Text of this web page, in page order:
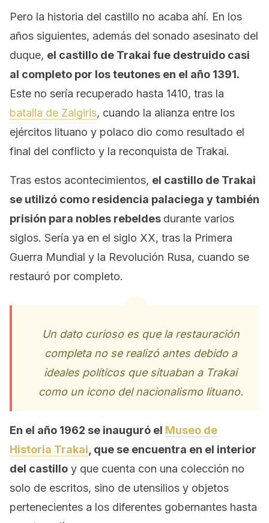
Pero la historia del castillo no acaba ahí. En los
años siguientes, además del sonado asesinato del
duque, el castillo de Trakai fue destruido casi
al completo por los teutones en el año 1391.
Este no sería recuperado hasta 1410, tras la
batalla de Zalgiris, cuando la alianza entre los
ejércitos lituano y polaco dio como resultado el
final del conflicto y la reconquista de Trakai.
Tras estos acontecimientos, el castillo de Trakai
se utilizó como residencia palaciega y también
prisión para nobles rebeldes durante varios
siglos. Sería ya en el siglo XX, tras la Primera
Guerra Mundial y la Revolución Rusa, cuando se
restauró por completo.
Un dato curioso es que la restauración
completa no se realizó antes debido a
ideales políticos que situaban a Trakai
como un icono del nacionalismo lituano.
En el año 1962 se inauguró el Museo de
Historia Trakai , que se encuentra en el interior
del castillo y que cuenta con una colección no
solo de escritos, sino de utensilios y objetos
pertenecientes a los diferentes gobernantes hasta